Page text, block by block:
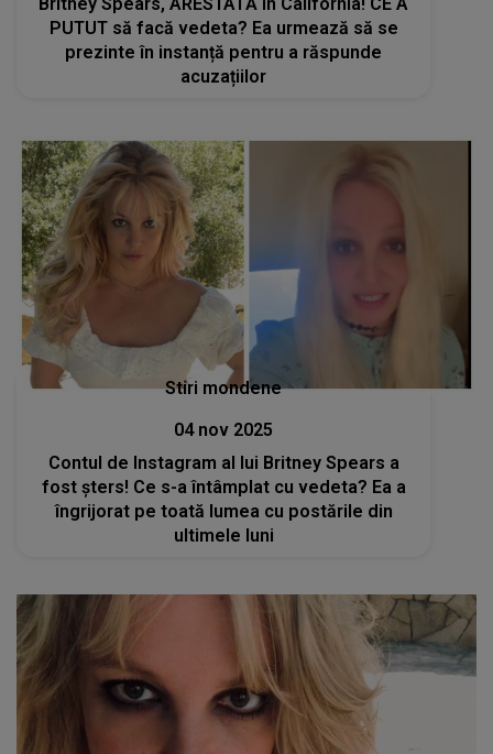
PUTUT să facă vedeta? Ea urmează să se
prezinte în instanță pentru a răspunde
acuzațiilor
Stiri mondene
04 nov 2025
Contul de Instagram al lui Britney Spears a
fost șters! Ce s-a întâmplat cu vedeta? Ea a
îngrijorat pe toată lumea cu postările din
ultimele luni